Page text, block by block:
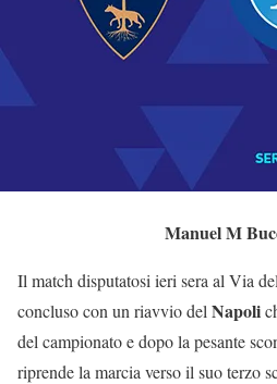
Manuel M
Il match disputatosi ieri sera al Via
concluso con un riavvio del Napoli
del campionato e dopo la pesante
riprende la marcia verso il suo terzo